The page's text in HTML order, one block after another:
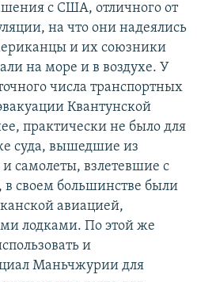
с США, отличного от
на что они надеялись
и их союзники
на море и в воздухе. У
числа транспортных
Квантунской
практически не было для
суда, вышедшие из
самолеты, взлетевшие с
своем большинстве были
авиацией,
лодками. По этой же
и
Маньчжурии для